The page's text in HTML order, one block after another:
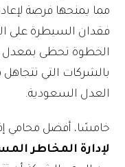
مما يمنحها فرصة
فقدان السيطرة على
بالشركات التي
العدل السعودية.
خامسًا، أفضل محامي
لإدارة المخاطر